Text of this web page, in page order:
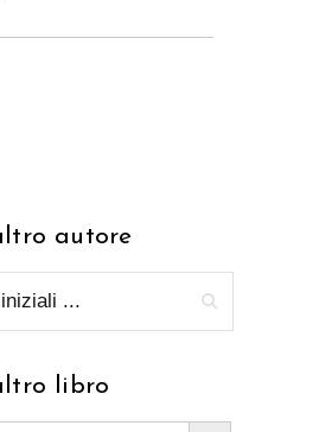
autore
libro
Search Button